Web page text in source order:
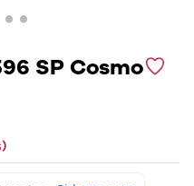
SP Cosmo